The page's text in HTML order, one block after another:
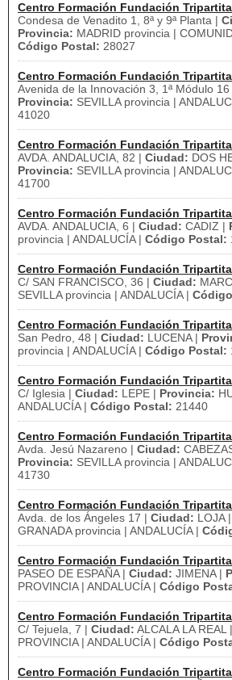
Centro Formación Fundación
Condesa de Venadito 1, 8ª y 9ª Planta |
Provincia: MADRID provincia |
Código Postal: 28027
Centro Formación Fundación
Avenida de la Innovación 3, 1ª Módulo 16
Provincia: SEVILLA provincia |
41020
Centro Formación Fundación
AVDA. ANDALUCIA, 82 | Ciudad: DOS
Provincia: SEVILLA provincia |
41700
Centro Formación Fundación
AVDA. ANDALUCIA, 6 | Ciudad: CADIZ |
provincia | ANDALUCÍA | Código Postal:
Centro Formación Fundación
C/ SAN FRANCISCO, 36 | Ciudad:
SEVILLA provincia | ANDALUCÍA |
Centro Formación Fundación
San Pedro, 48 | Ciudad: LUCENA |
provincia | ANDALUCÍA | Código Postal:
Centro Formación Fundación
C/ Iglesia | Ciudad: LEPE | Provincia:
ANDALUCÍA | Código Postal: 21440
Centro Formación Fundación
Avda. Jesú Nazareno | Ciudad:
Provincia: SEVILLA provincia |
41730
Centro Formación Fundación
Avda. de los Ángeles 17 | Ciudad: LOJA |
GRANADA provincia | ANDALUCÍA |
Centro Formación Fundación
PASEO DE ESPAÑA | Ciudad: JIMENA |
PROVINCIA | ANDALUCÍA | Código
Centro Formación Fundación
C/ Tejuela, 7 | Ciudad: ALCALA LA REAL |
PROVINCIA | ANDALUCÍA | Código
Centro Formación Fundación